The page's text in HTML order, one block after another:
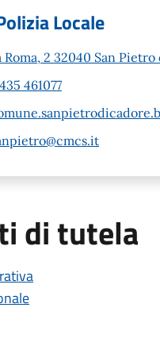
Locale
Roma, 2 32040 San
461077
di tutela